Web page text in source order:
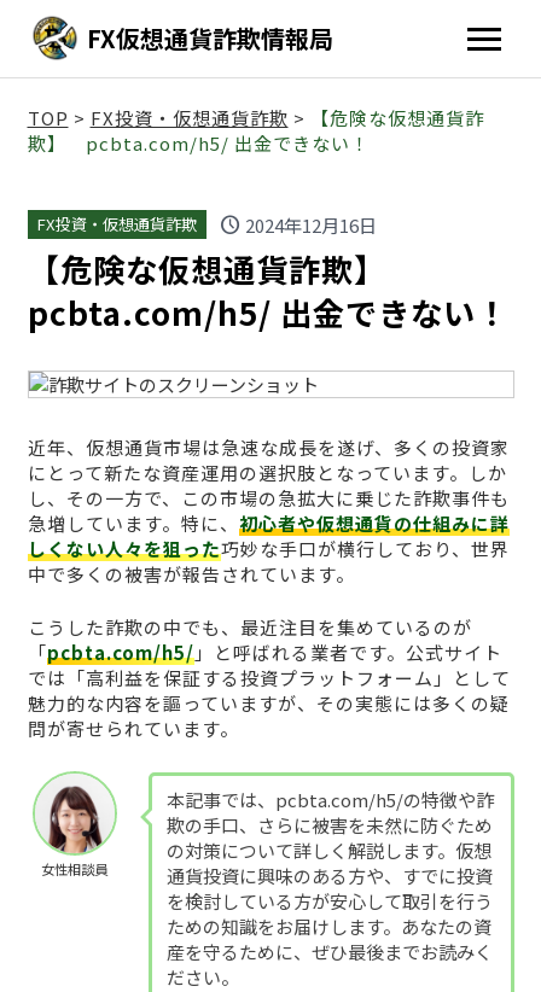
FX仮想通貨詐欺情報局
TOP > FX投資・仮想通貨詐欺 >
【危険な仮想通貨詐
欺】 pcbta.com/h5/ 出金できない！
FX投資・仮想通貨詐欺 schedule 2024年12月16日
【危険な仮想通貨詐欺】
pcbta.com/h5/ 出金できない！
近年、仮想通貨市場は急速な成長を遂げ、多くの投資家
にとって新たな資産運用の選択肢となっています。しか
し、その一方で、この市場の急拡大に乗じた詐欺事件も
急増しています。特に、 初心者や仮想通貨の仕組みに詳
しくない人々を狙った巧妙な手口が横行しており、世界
中で多くの被害が報告されています。
こうした詐欺の中でも、最近注目を集めているのが
「pcbta.com/h5/」と呼ばれる業者です。公式サイト
では「高利益を保証する投資プラットフォーム」として
魅力的な内容を謳っていますが、その実態には多くの疑
問が寄せられています。
女性相談員
本記事では、pcbta.com/h5/の特徴や詐
欺の手口、さらに被害を未然に防ぐため
の対策について詳しく解説します。仮想
通貨投資に興味のある方や、すでに投資
を検討している方が安心して取引を行う
ための知識をお届けします。あなたの資
産を守るために、ぜひ最後までお読みく
ださい。